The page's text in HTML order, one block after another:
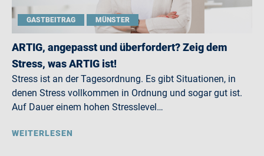
GASTBEITRAG MÜNSTER
ARTIG, angepasst und überfordert? Zeig dem
Stress, was ARTIG ist!
Stress ist an der Tagesordnung. Es gibt Situationen, in
denen Stress vollkommen in Ordnung und sogar gut ist.
Auf Dauer einem hohen Stresslevel…
WEITERLESEN